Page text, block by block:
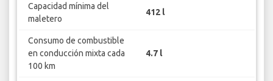
Capacidad mínima del
maletero
412 l
Consumo de combustible
en conducción mixta cada
100 km
4.7 l